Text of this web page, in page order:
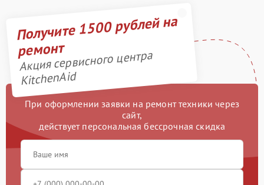
Получите 1500 рублей на
ремонт
Акция сервисного центра
KitchenAid
При оформлении заявки на ремонт техники через
сайт,
действует персональная бессрочная скидка